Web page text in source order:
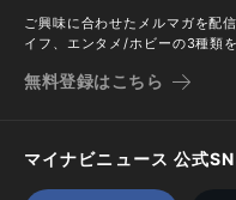
ご興味に合わせたメルマガを配
イフ、エンタメ/ホビーの3種類を
無料登録はこちら
マイナビニュース 公式